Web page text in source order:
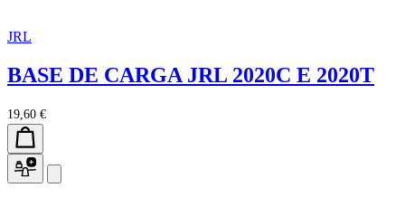
JRL
BASE DE CARGA JRL 2020C E 2020T
19,60 €